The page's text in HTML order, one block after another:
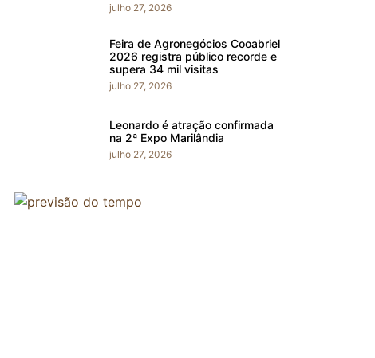
julho 27, 2026
Feira de Agronegócios Cooabriel
2026 registra público recorde e
supera 34 mil visitas
julho 27, 2026
Leonardo é atração confirmada
na 2ª Expo Marilândia
julho 27, 2026